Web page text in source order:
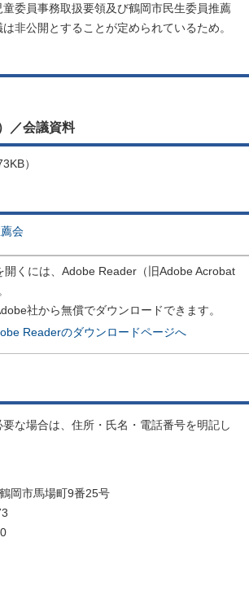
委員事務取扱要領及び鶴岡市民生委員推薦
非公開とすることが定められているため。
／会議資料
）
会
開くには、Adobe Reader（旧Adobe Acrobat
社から無償でダウンロードできます。
Readerのダウンロードページへ
要な場合は、住所・氏名・電話番号を明記し
岡市馬場町9番25号